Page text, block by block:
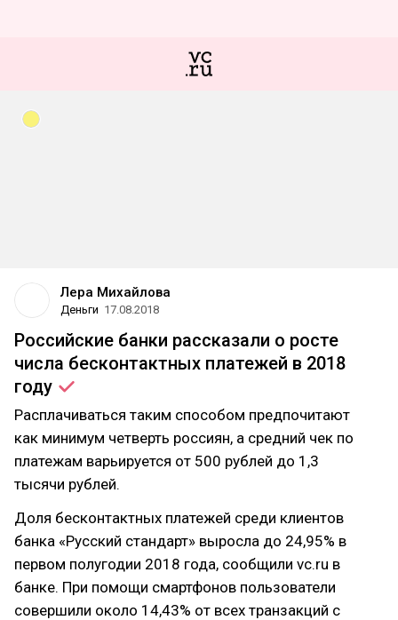
Лера Михайлова
Деньги 17.08.2018
Российские банки рассказали о росте
числа бесконтактных платежей в 2018
году
Расплачиваться таким способом предпочитают
как минимум четверть россиян, а средний чек по
платежам варьируется от 500 рублей до 1,3
тысячи рублей.
Доля бесконтактных платежей среди клиентов
банка «Русский стандарт» выросла до 24,95% в
первом полугодии 2018 года, сообщили vc.ru в
банке. При помощи смартфонов пользователи
совершили около 14,43% от всех транзакций с